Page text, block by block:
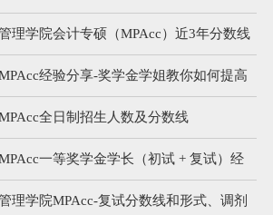
理学院会计专硕（MPAcc）近3年分数线
经验分享-奖学金学姐教你如何提高
全日制招生人数及分数线
一等奖学金学长（初试 + 复试）经
理学院MPAcc-复试分数线和形式、调剂